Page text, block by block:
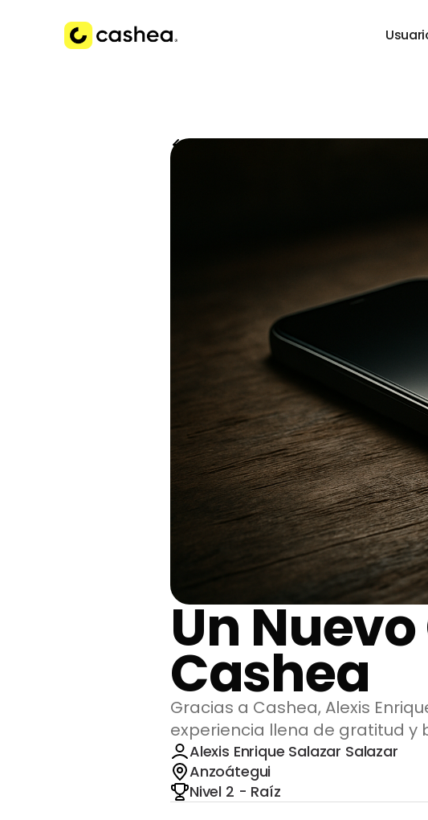
Volver a Historias
Un
Cashea
Gracias a Cashea, Alexis
experiencia llena de gratitud y
Alexis Enrique Salazar Salazar
Anzoátegui
Nivel 2 - Raíz